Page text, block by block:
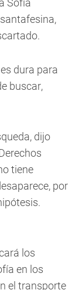
Sofía
dura para
buscar,
dijo
tiene
por
los
en los
el transporte